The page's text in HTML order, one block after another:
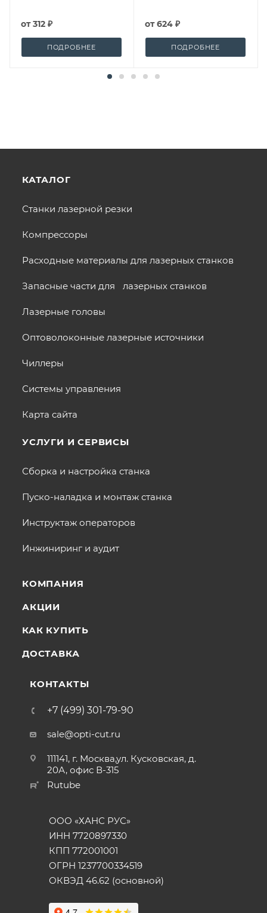
от312 ₽
ПОДРОБНЕЕ
от624 ₽
ПОДРОБНЕЕ
КАТАЛОГ
Станки лазерной резки
Компрессоры
Расходные материалы для лазерных станков
Запасные части для лазерных станков
Лазерные головы
Оптоволоконные лазерные источники
Чиллеры
Системы управления
Карта сайта
УСЛУГИ И СЕРВИСЫ
Сборка и настройка станка
Пуско-наладка и монтаж станка
Инструктаж операторов
Инжиниринг и аудит
КОМПАНИЯ
АКЦИИ
КАК КУПИТЬ
ДОСТАВКА
КОНТАКТЫ
+7 (499) 301-79-90
sale@opti-cut.ru
111141, г. Москва,ул. Кусковская, д.
20А, офис В-315
Rutube
ООО «ХАНС РУС»
ИНН 7720897330
КПП 772001001
ОГРН 1237700334519
ОКВЭД 46.62 (основной)